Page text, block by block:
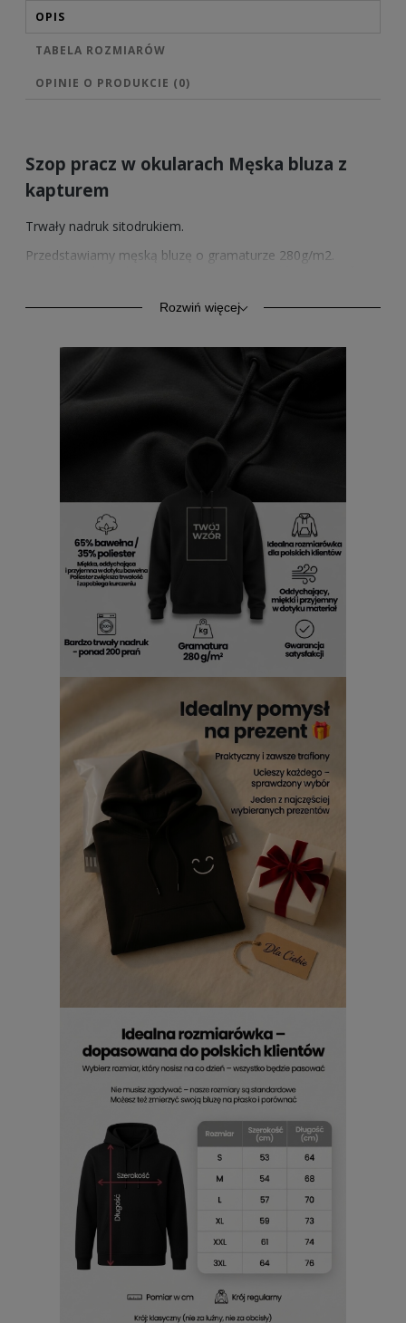
OPIS
TABELA ROZMIARÓW
OPINIE O PRODUKCIE (0)
Szop pracz w okularach Męska bluza z
kapturem
Trwały nadruk sitodrukiem.
Przedstawiamy męską bluzę o gramaturze 280g/m2.
znajduje zastosowanie również jako odzież sportowa.
Kangurkowa kieszeń, rękawy i dół ze ściągaczem.
Sprzedawane przez nas wzory nadruków posiadamy
również w wersji na bluzach z kapturem w 4 kolorach, na
bluzach bez kaptura w 4 kolorach oraz na męskich
koszulkach w 2 kolorach.
Rozwiń więcej